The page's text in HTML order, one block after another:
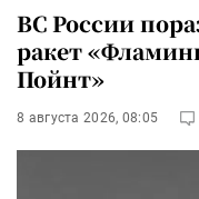
ВС России
ракет
Пойнт»
8 августа 2026, 08:05